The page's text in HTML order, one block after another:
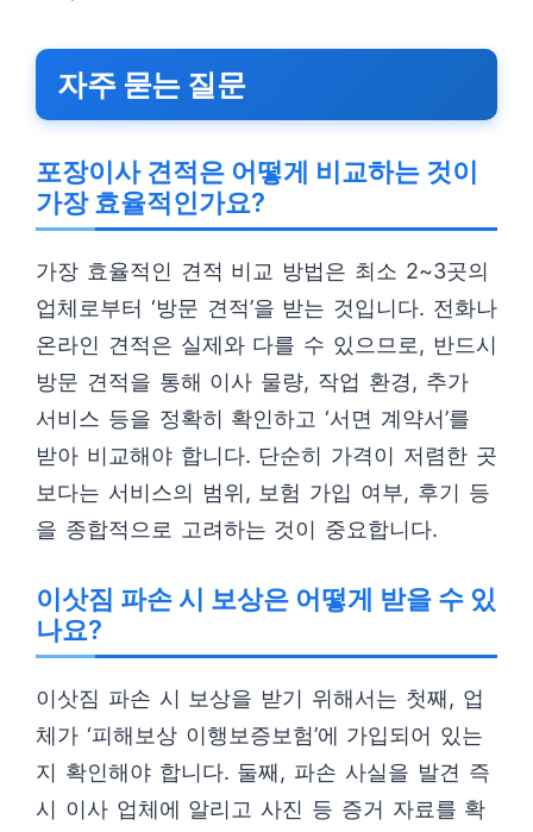
자주 묻는 질문
포장이사 견적은 어떻게 비교하는 것이
가장 효율적인가요?
가장 효율적인 견적 비교 방법은 최소 2~3곳의
업체로부터 ‘방문 견적’을 받는 것입니다. 전화나
온라인 견적은 실제와 다를 수 있으므로, 반드시
방문 견적을 통해 이사 물량, 작업 환경, 추가
서비스 등을 정확히 확인하고 ‘서면 계약서’를
받아 비교해야 합니다. 단순히 가격이 저렴한 곳
보다는 서비스의 범위, 보험 가입 여부, 후기 등
을 종합적으로 고려하는 것이 중요합니다.
이삿짐 파손 시 보상은 어떻게 받을 수 있
나요?
이삿짐 파손 시 보상을 받기 위해서는 첫째, 업
체가 ‘피해보상 이행보증보험’에 가입되어 있는
지 확인해야 합니다. 둘째, 파손 사실을 발견 즉
시 이사 업체에 알리고 사진 등 증거 자료를 확